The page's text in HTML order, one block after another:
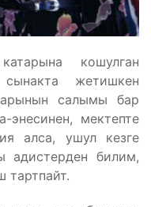
кошулган
жетишкен
салымы бар
энесинен, мектепте
алса, ушул кезге
адистерден билим,
тартпайт.